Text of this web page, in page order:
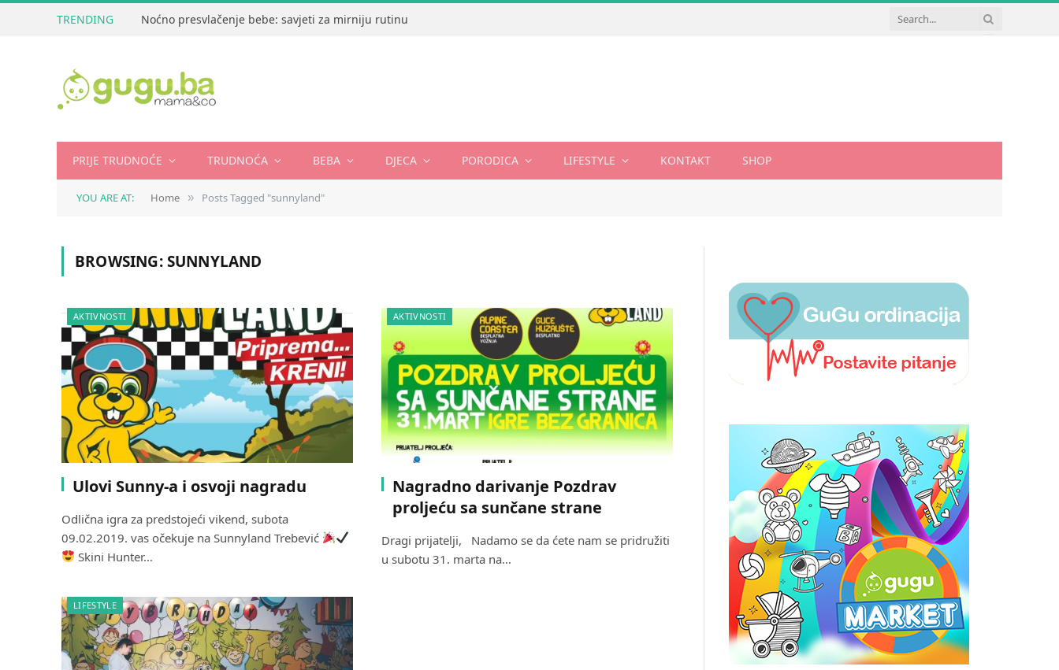
TRENDING Noćno presvlačenje bebe: savjeti za mirniju rutinu
PRIJE TRUDNOĆE TRUDNOĆA BEBA DJECA PORODICA LIFESTYLE KONTAKT SHOP
YOU ARE AT: Home » Posts Tagged "sunnyland"
BROWSING:SUNNYLAND
AKTIVNOSTI
Ulovi Sunny-a i osvoji nagradu
Odlična igra za predstojeći vikend, subota
09.02.2019. vas očekuje na Sunnyland Trebević
Skini Hunter…
AKTIVNOSTI
Nagradno darivanje Pozdrav
proljeću sa sunčane strane
Dragi prijatelji, Nadamo se da ćete nam se pridružiti
u subotu 31. marta na…
LIFESTYLE